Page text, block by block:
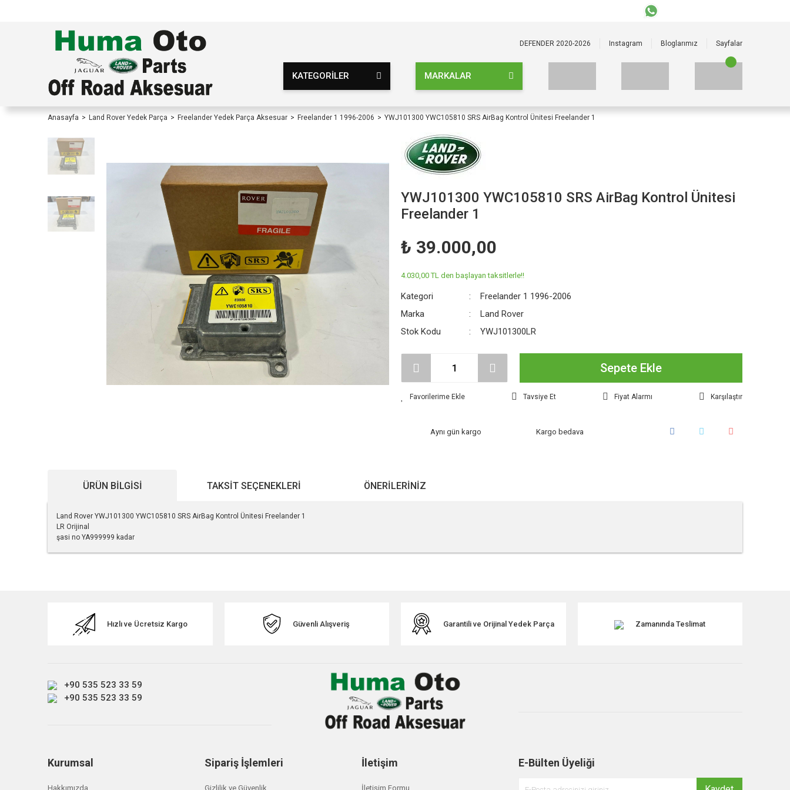
DEFENDER 2020-2026 Instagram Bloglarımız Sayfalar
KATEGORİLER MARKALAR
Anasayfa Land Rover Yedek Parça Freelander Yedek Parça Aksesuar Freelander 1 1996-2006 YWJ101300 YWC105810 SRS AirBag Kontrol Ünitesi Freelander 1
YWJ101300 YWC105810 SRS AirBag Kontrol Ünitesi
Freelander 1
₺ 39.000,00
4.030,00 TL den başlayan taksitlerle!!
Kategori
Freelander 1 1996-2006
Marka
Land Rover
Stok Kodu
YWJ101300LR
Sepete Ekle
Tavsiye Et Fiyat Alarmı Karşılaştır
Aynı gün kargo Kargo bedava
ÜRÜN BILGISI TAKSIT SEÇENEKLERI ÖNERILERINIZ
Land Rover YWJ101300 YWC105810 SRS AirBag Kontrol Ünitesi Freelander 1
LR Orijinal
şasi no YA999999 kadar
Ürün açıklamasında eksik bilgiler bulunuyor.
Hızlı ve Ücretsiz Kargo Güvenli Alışveriş Garantili ve Orijinal Yedek Parça Zamanında Teslimat
+90 535 523 33 59
+90 535 523 33 59
Kurumsal
Hakkımızda
Sipariş İşlemleri
Gizlilik ve Güvenlik
İletişim
İletişim Formu
E-Bülten Üyeliği